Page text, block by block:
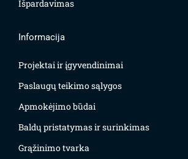
Išpardavimas
Informacija
Projektai ir įgyvendinimai
Paslaugų teikimo sąlygos
Apmokėjimo būdai
Baldų pristatymas ir surinkimas
Grąžinimo tvarka